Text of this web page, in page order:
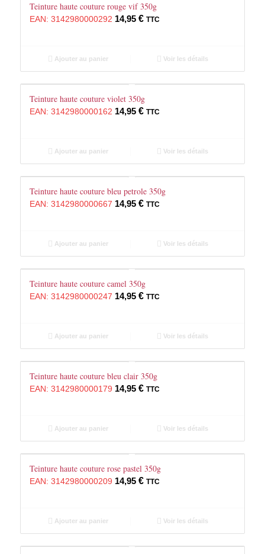
Teinture haute couture rouge vif 350g
EAN: 3142980000292 14,95 € TTC
Ajouter au panier Voir les détails
Teinture haute couture violet 350g
EAN: 3142980000162 14,95 € TTC
Ajouter au panier Voir les détails
Teinture haute couture bleu petrole 350g
EAN: 3142980000667 14,95 € TTC
Ajouter au panier Voir les détails
Teinture haute couture camel 350g
EAN: 3142980000247 14,95 € TTC
Ajouter au panier Voir les détails
Teinture haute couture bleu clair 350g
EAN: 3142980000179 14,95 € TTC
Ajouter au panier Voir les détails
Teinture haute couture rose pastel 350g
EAN: 3142980000209 14,95 € TTC
Ajouter au panier Voir les détails